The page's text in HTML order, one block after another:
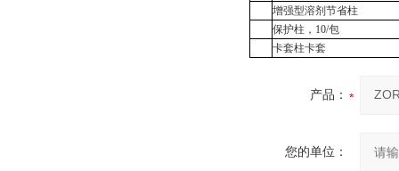
增强型溶剂节省柱
保护柱， 10/包
卡套柱卡套
产品：
您的单位：